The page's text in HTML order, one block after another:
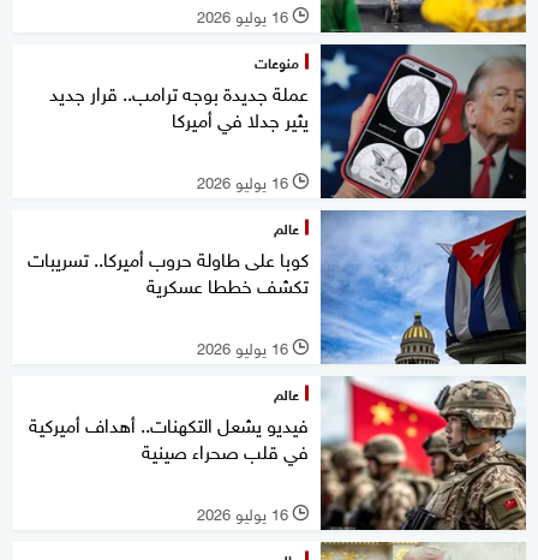
l 16 يوليو 2026
منوعات
عملة جديدة بوجه ترامب.. قرار جديد
يثير جدلا في أميركا
l 16 يوليو 2026
عالم
كوبا على طاولة حروب أميركا.. تسريبات
تكشف خططا عسكرية
l 16 يوليو 2026
عالم
فيديو يشعل التكهنات.. أهداف أميركية
في قلب صحراء صينية
l 16 يوليو 2026